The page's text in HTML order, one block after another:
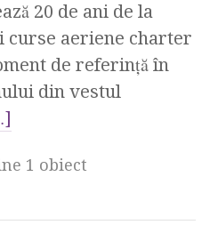
20 de ani de la
curse aeriene charter
de referință în
din vestul
1 obiect